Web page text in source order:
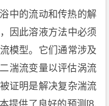
中的流动和传热的解
因此溶液方法中必须
模型。它们通常涉及
湍流变量以评估涡流
证明是解决复杂湍流
提供了良好的预测[8,